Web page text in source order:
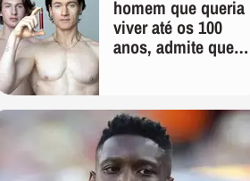
homem que queria
viver até os 100
anos, admite que
longevidade"